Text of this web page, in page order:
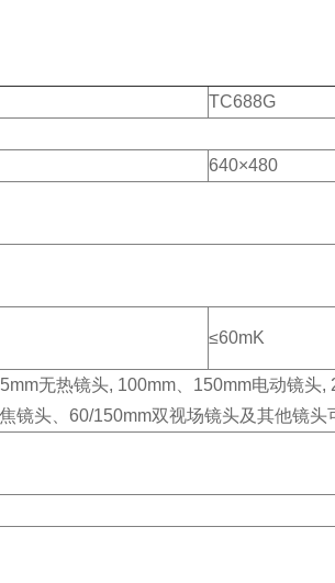
TC688G
640×480
≤60mK
无热镜头, 100mm、150mm电动镜头,
镜头、60/150mm双视场镜头及其他镜头